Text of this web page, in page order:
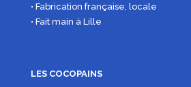
• Fabrication française, locale
• Fait main à Lille
LES COCOPAINS